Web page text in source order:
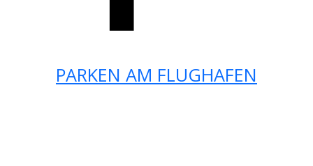
PARKEN AM FLUGHAFEN